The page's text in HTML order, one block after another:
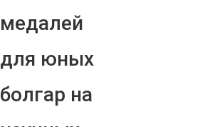
медалей
для юных
болгар на